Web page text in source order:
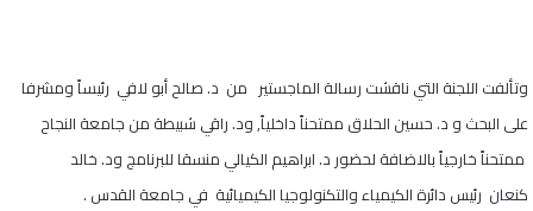
وتألفت اللجنة التي ناقشت رسالة الماجستير من د. صالح أبو لافي رئيساً ومشرفا
على البحث و د. حسين الحلاق ممتحناً داخلياً, ود. راقي شبيطة من جامعة النجاح
ممتحناً خارجياً بالاضافة لحضور د. ابراهيم الكيالي منسقا للبرنامج ود. خالد
كنعان رئيس دائرة الكيمياء والتكنولوجيا الكيميائية في جامعة القدس .